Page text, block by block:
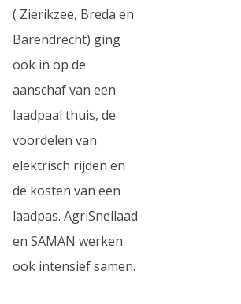
( Zierikzee, Breda en
Barendrecht) ging
ook in op de
aanschaf van een
laadpaal thuis, de
voordelen van
elektrisch rijden en
de kosten van een
laadpas. AgriSnellaad
en SAMAN werken
ook intensief samen.